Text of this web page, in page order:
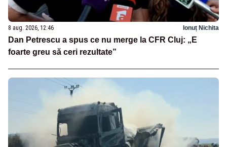
8 aug. 2026, 12:46 Ionuț Nichita
Dan Petrescu a spus ce nu merge la CFR Cluj: „E
foarte greu să ceri rezultate”